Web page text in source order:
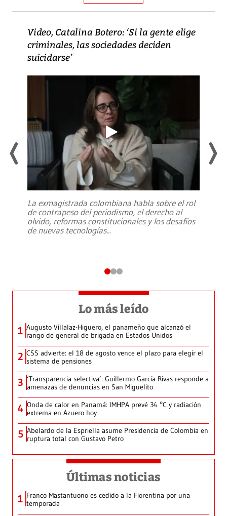
Video, Catalina Botero: ‘Si la gente elige
criminales, las sociedades deciden
suicidarse’
La exmagistrada colombiana habla sobre el rol
de contrapeso del periodismo, el derecho al
olvido, reformas constitucionales y los desafíos
de nuevas tecnologías...
Lo más leído
1 Augusto Villalaz-Higuero, el panameño que alcanzó el
rango de general de brigada en Estados Unidos
2 CSS advierte: el 18 de agosto vence el plazo para elegir el
sistema de pensiones
3 ‘Transparencia selectiva’: Guillermo García Rivas responde a
amenazas de denuncias en San Miguelito
4 Onda de calor en Panamá: IMHPA prevé 34 °C y radiación
extrema en Azuero hoy
5 Abelardo de la Espriella asume Presidencia de Colombia en
ruptura total con Gustavo Petro
Últimas noticias
1 Franco Mastantuono es cedido a la Fiorentina por una
temporada